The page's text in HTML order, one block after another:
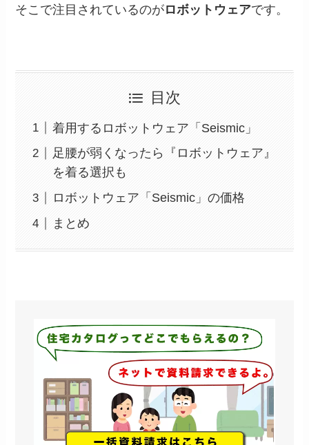
そこで注目されているのがロボットウェアです。
目次
着用するロボットウェア「Seismic」
足腰が弱くなったら『ロボットウェア』
を着る選択も
ロボットウェア「Seismic」の価格
まとめ